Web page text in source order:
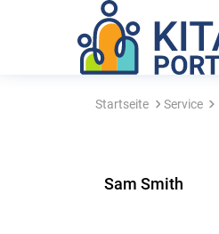
Startseite Service
Sam Smith